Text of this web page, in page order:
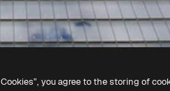
you agree to the storing of